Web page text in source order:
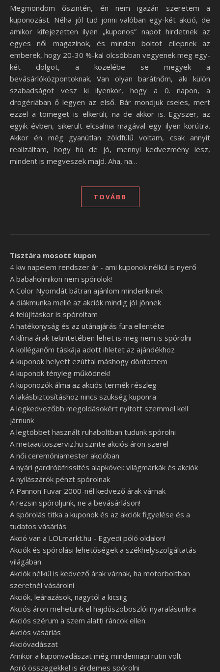
Megmondom őszintén, én nem igazán szeretem a
kuponozást. Néha jól tud jönni valóban egy-két akció, de
amikor kifejezetten ilyen „kuponos” napot hirdetnek az
egyes női magazinok, és minden boltot ellepnek az
emberek, hogy 20-30 %-kal olcsóbban vegyenek meg egy-
két dolgot, a közelébe se megyek a
bevásárlóközpontoknak. Van olyan barátnőm, aki külön
szabadságot vesz ki ilyenkor, hogy a 0. napon, a
drogériában ő legyen az első. Bár mondjuk cseles, mert
ezzel a tömeget is elkerüli, na de akkor is. Egyszer, az
egyik évben, sikerült elcsalnia magával egy ilyen körútra.
Akkor én még gyanútlan zöldfülű voltam, csak annyit
realizáltam, hogy hú de jó, mennyi kedvezmény lesz,
mindent is megveszek majd. Aha, na…
TOVÁBB
Tisztára mosott kupon
4 kw napelem rendszer ár - ami kuponok nélkül is nyerő
A babaholmikon nem spórolok!
A Color Nyomdát bátran ajánlom mindenkinek
A diákmunka mellé az akciók mindig jól jönnek
A felújításkor is spóroltam
A hatékonyság és az utánajárás fura ellentéte
A klíma árak tekintetében lehet is meg nem is spórolni
A kolléganőm táskája adott ihletet az ajándékhoz
A kuponok helyett ezúttal máshogy döntöttem
A kuponok tényleg működnek!
A kuponozók álma az akciós termék részleg
A lakásbiztosításhoz nincs szükség kuponra
A legkedvezőbb megoldásokért nyitott szemmel kell
járnunk
A legtöbbet használt ruhaboltban tudunk spórolni
A metaautoszerviz.hu szinte akciós áron szerel
A női ceremóniamester akcióban
A nyári gardróbfrissítés alapkövei: világmárkák és akciók
A nyílászárók pénzt spórolnak
A Pannon Fuvar 2000-nél kedvező árak várnak
A rezsin spóroljunk, ne a bevásárláson!
A spórolás titka a kuponok és az akciók figyelése és a
tudatos vásárlás
Akció van a LOLmarkt.hu - Egyedi póló oldalon!
Akciók és spórolási lehetőségek a székhelyszolgáltatás
világában
Akciók nélkül is kedvező árak várnak, ha motorboltban
szeretnél vásárolni
Akciók, leárazások, nagytól a kicsiig
Akciós áron mehetünk el hajdúszoboszlói nyaralásunkra
Akciós szérum a szem alatti ráncok ellen
Akciós vásárlás
Akcióvadászat
Amikor a kuponvadászat még mindennapi rutin volt
Apró összegekkel is érdemes spórolni